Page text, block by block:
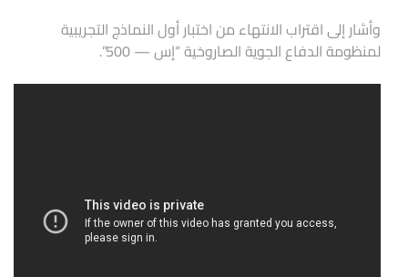
وأشار إلى اقتراب الانتهاء من اختبار أول النماذج التجريبية
لمنظومة الدفاع الجوية الصاروخية “إس — 500”.